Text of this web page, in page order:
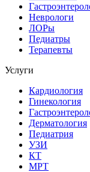
Неврологи
ЛОРы
Педиатры
Терапевты
Услуги
Кардиология
Гинекология
Дерматология
Педиатрия
УЗИ
КТ
МРТ